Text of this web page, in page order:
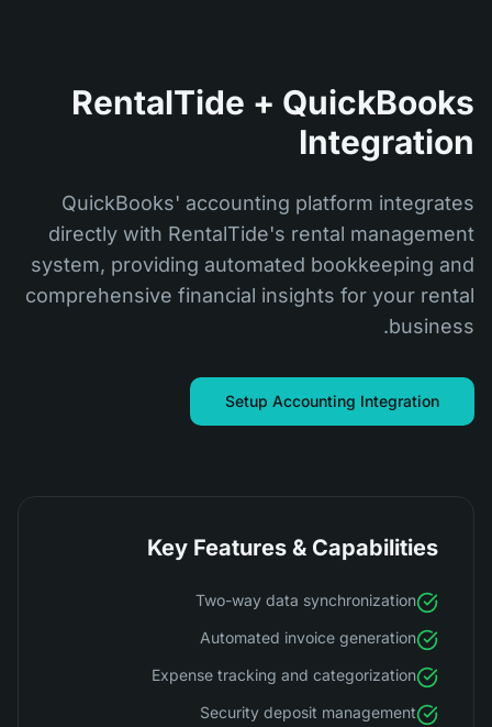
RentalTide + QuickBooks
Integration
QuickBooks' accounting platform integrates
directly with RentalTide's rental management
system, providing automated bookkeeping and
comprehensive financial insights for your rental
business.
Setup Accounting Integration
Key Features & Capabilities
Two-way data synchronization
Automated invoice generation
Expense tracking and categorization
Security deposit management